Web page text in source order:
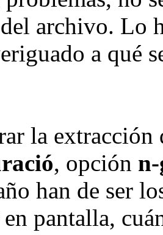
archivo. Lo
a qué
la extracción
, opción
han de ser
en pantalla,